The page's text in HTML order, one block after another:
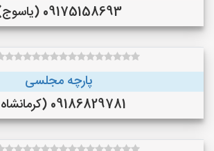
09175158693 (یاسوج)
پارچه مجلسی
09186829781 (کرمانشاه )